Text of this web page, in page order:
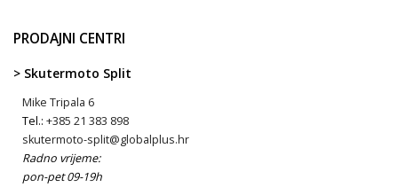
PRODAJNI CENTRI
> Skutermoto Split
Mike Tripala 6
Tel.: +385 21 383 898
skutermoto-split@globalplus.hr
Radno vrijeme:
pon-pet 09-19h